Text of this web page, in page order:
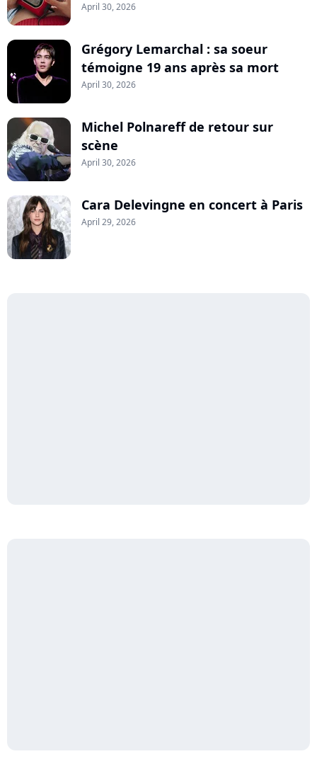
April 30, 2026
Grégory Lemarchal : sa soeur
témoigne 19 ans après sa mort
April 30, 2026
Michel Polnareff de retour sur
scène
April 30, 2026
Cara Delevingne en concert à Paris
April 29, 2026